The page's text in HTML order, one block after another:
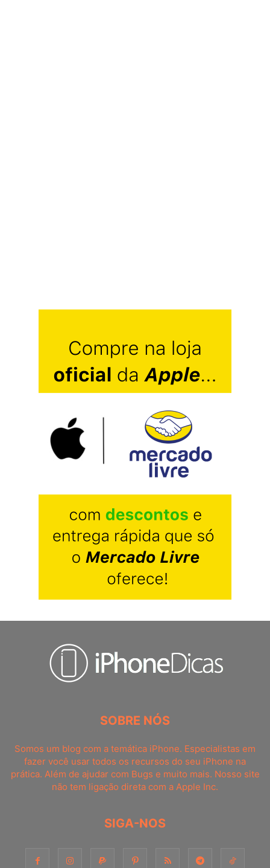
SOBRE NÓS
Somos um blog com a temática iPhone. Especialistas em
fazer você usar todos os recursos do seu iPhone na
prática. Além de ajudar com Bugs e muito mais. Nosso site
não tem ligação direta com a Apple Inc.
SIGA-NOS